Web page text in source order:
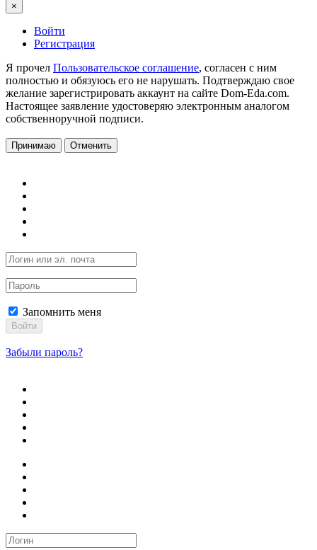
×
Войти
Регистрация
Я прочел Пользовательское соглашение, согласен с ним
полностью и обязуюсь его не нарушать. Подтверждаю свое
желание зарегистрировать аккаунт на сайте Dom-Eda.com.
Настоящее заявление удостоверяю электронным аналогом
собственноручной подписи.
Принимаю Отменить
Запомнить меня
Войти
Забыли пароль?